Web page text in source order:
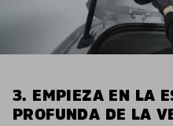
3. EMPIEZA EN LA
PROFUNDA DE LA